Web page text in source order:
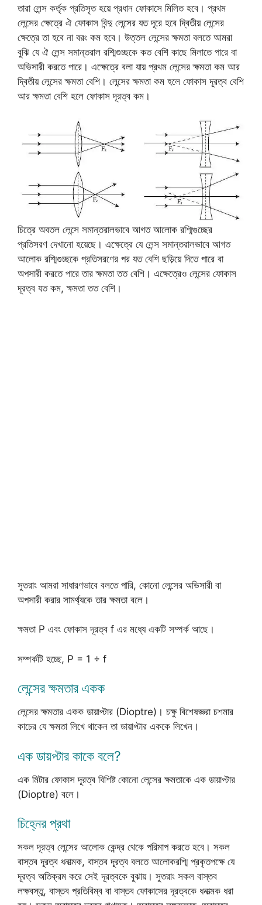
তারা লেন্স কর্তৃক প্রতিসৃত হয়ে প্রধান ফোকাসে মিলিত হবে। প্রথম
লেন্সের ক্ষেত্রে ঐ ফোকাস বিন্দু লেন্সের যত দূরে হবে দ্বিতীয় লেন্সের
ক্ষেত্রে তা হবে না বরং কম হবে। উত্তল লেন্সের ক্ষমতা বলতে আমরা
বুঝি যে ঐ লেন্স সমান্তরাল রশ্মিগুচ্ছকে কত বেশি কাছে মিলাতে পারে বা
অভিসারী করতে পারে। এক্ষেত্রে বলা যায় প্রথম লেন্সের ক্ষমতা কম আর
দ্বিতীয় লেন্সের ক্ষমতা বেশি। লেন্সের ক্ষমতা কম হলে ফোকাস দূরত্ব বেশি
আর ক্ষমতা বেশি হলে ফোকাস দূরত্ব কম।
চিত্রে অবতল লেন্সে সমান্তরালভাবে আগত আলোক রশ্মিগুচ্ছের
প্রতিসরণ দেখানো হয়েছে। এক্ষেত্রে যে লেন্স সমান্তরালভাবে আগত
আলোক রশ্মিগুচ্ছকে প্রতিসরণের পর যত বেশি ছড়িয়ে দিতে পারে বা
অপসারী করতে পারে তার ক্ষমতা তত বেশি। এক্ষেত্রেও লেন্সের ফোকাস
দূরত্ব যত কম, ক্ষমতা তত বেশি।
সুতরাং আমরা সাধারণভাবে বলতে পারি, কোনো লেন্সের অভিসারী বা
অপসারী করার সামর্থ্যকে তার ক্ষমতা বলে।
ক্ষমতা P এবং ফোকাস দূরত্ব f এর মধ্যে একটি সম্পর্ক আছে।
সম্পর্কটি হচ্ছে, P = 1 ÷ f
লেন্সের ক্ষমতার একক
লেন্সের ক্ষমতার একক ডায়াপ্টার (Dioptre)। চক্ষু বিশেষজ্ঞরা চশমার
কাচের যে ক্ষমতা লিখে থাকেন তা ডায়াপ্টার এককে লিখেন।
এক ডায়প্টার কাকে বলে?
এক মিটার ফোকাস দূরত্ব বিশিষ্ট কোনো লেন্সের ক্ষমতাকে এক ডায়াপ্টার
(Dioptre) বলে।
চিহ্নের প্রথা
সকল দূরত্ব লেন্সের আলোক কেন্দ্র থেকে পরিমাপ করতে হবে। সকল
বাস্তব দূরত্ব ধনাত্মক, বাস্তব দূরত্ব বলতে আলোকরশ্মি প্রকৃতপক্ষে যে
দূরত্ব অতিক্রম করে সেই দূরত্বকে বুঝায়। সুতরাং সকল বাস্তব
লক্ষবস্তু, বাস্তব প্রতিবিম্ব বা বাস্তব ফোকাসের দূরত্বকে ধনাত্মক ধরা